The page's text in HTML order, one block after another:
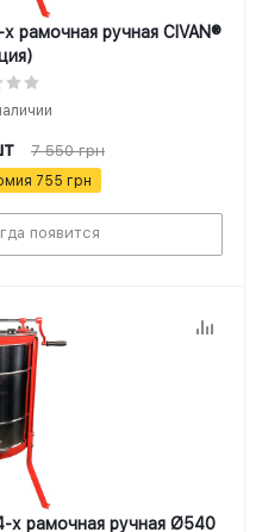
ручная CIVAN®
7 550грн
755 грн
появится
х рамочная ручная Ø540